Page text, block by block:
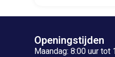
Openingstijden
Maandag: 8:00 uur tot